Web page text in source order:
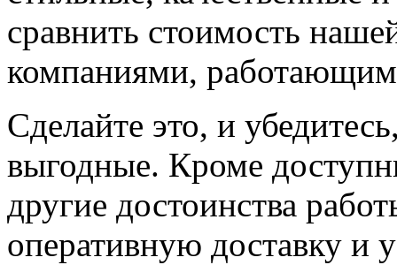
сравнить стоимость
компаниями,
Сделайте это, и
выгодные. Кроме
другие достоинства
оперативную доставку и